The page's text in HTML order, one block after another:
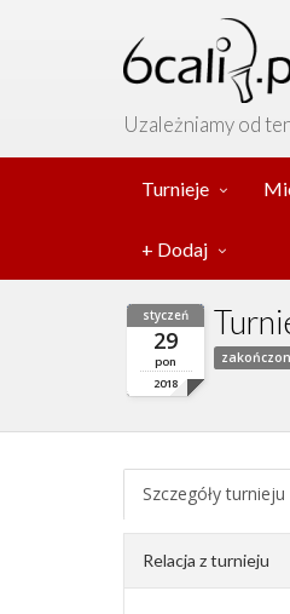
Uzależniamy od
Turnieje
+ Dodaj
styczeń
29
pon
2018
Szczegóły turnieju
Relacja z turnieju